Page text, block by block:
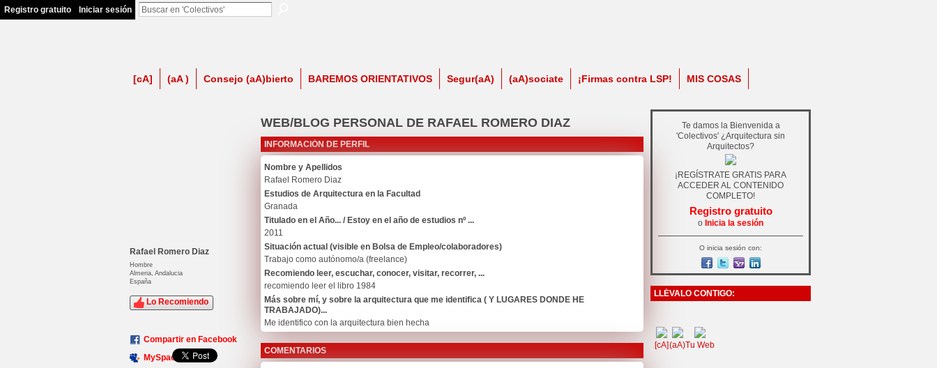
Registro gratuito Iniciar sesión
[cA] (aA ) Consejo (aA)bierto BAREMOS ORIENTATIVOS Segur(aA) (aA)sociate ¡Firmas contra LSP! MIS COSAS
Rafael Romero Diaz
Hombre
Almeria, Andalucia
España
Lo Recomiendo
Compartir en Facebook
MySpace
WEB/BLOG PERSONAL DE RAFAEL ROMERO DIAZ
INFORMACIÓN DE PERFIL
Nombre y Apellidos
Rafael Romero Diaz
Estudios de Arquitectura en la Facultad
Granada
Titulado en el Año... / Estoy en el año de estudios nº ...
2011
Situación actual (visible en Bolsa de Empleo/colaboradores)
Trabajo como autónomo/a (freelance)
Recomiendo leer, escuchar, conocer, visitar, recorrer, ...
recomiendo leer el libro 1984
Más sobre mí, y sobre la arquitectura que me identifica ( Y LUGARES DONDE HE
TRABAJADO)...
Me identifico con la arquitectura bien hecha
COMENTARIOS
Te damos la Bienvenida a
'Colectivos' ¿Arquitectura sin
Arquitectos?
¡REGÍSTRATE GRATIS PARA
ACCEDER AL CONTENIDO
COMPLETO!
Registro gratuito
o Inicia la sesión
O inicia sesión con:
LLÉVALO CONTIGO:
[cA](aA)Tu Web